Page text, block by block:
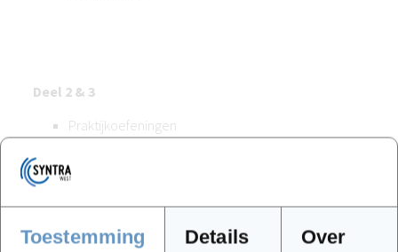
Toestemming Details Over
Deel 2 & 3
Praktijkoefeningen
Het is toegelaten om voor elke les een eigen hond mee